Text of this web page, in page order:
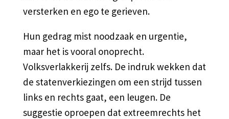
versterken en ego te gerieven.
Hun gedrag mist noodzaak en urgentie,
maar het is vooral onoprecht.
Volksverlakkerij zelfs. De indruk wekken dat
de statenverkiezingen om een strijd tussen
links en rechts gaat, een leugen. De
suggestie oproepen dat extreemrechts het